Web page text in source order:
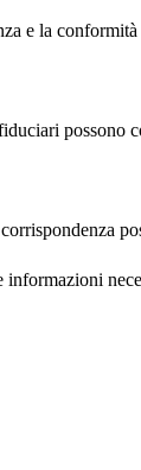
e la
possono